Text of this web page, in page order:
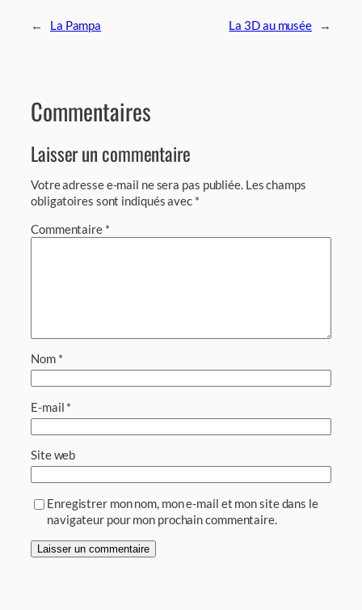
← La Pampa La 3D au musée →
Commentaires
Laisser un commentaire
Votre adresse e-mail ne sera pas publiée. Les champs
obligatoires sont indiqués avec *
Commentaire *
Nom *
E-mail *
Site web
Enregistrer mon nom, mon e-mail et mon site dans le
navigateur pour mon prochain commentaire.